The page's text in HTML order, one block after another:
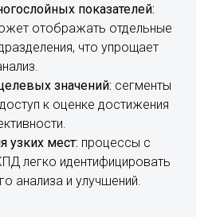
показателей:
отображать отдельные
что упрощает
значений: сегменты
к оценке достижения
узких мест: процессы с
легко идентифицировать
анализа и улучшений.